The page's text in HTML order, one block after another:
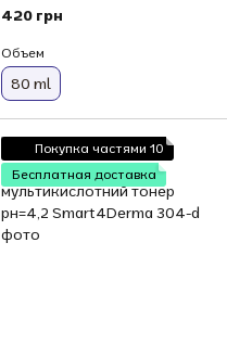
жирной комбинированной и
млSmart4Derma Acne
Balance
420 грн
Объем
80 ml
Покупка частями 10
Бесплатная доставка